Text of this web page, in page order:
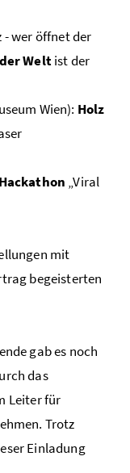
- wer öffnet der
Weltist der
Wien): Holz
Hackathon „Viral
mit
begeisterten
gab es noch
das
Leiter für
Trotz
Einladung